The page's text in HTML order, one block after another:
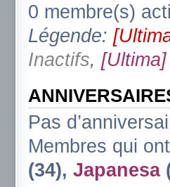
0 membre(s)
Légende:
Inactifs,
Pas
Membres qui
(34), Japanesa